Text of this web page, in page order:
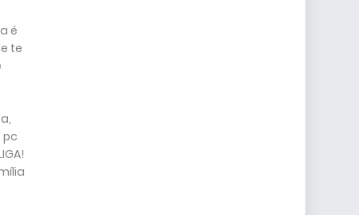
é
te
pc